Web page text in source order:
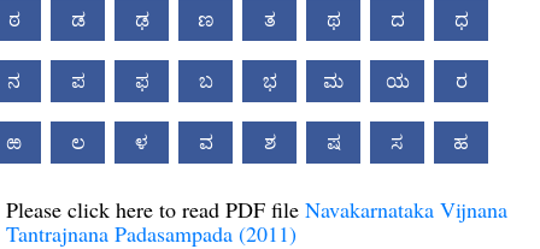
ಠ ಡ ಢ ಣ ತ ಥ ದ ಧ
ನ ಪ ಫ ಬ ಭ ಮ ಯ ರ
ಱ ಲ ಳ ವ ಶ ಷ ಸ ಹ
Please click here to read PDF file Navakarnataka Vijnana
Tantrajnana Padasampada (2011)